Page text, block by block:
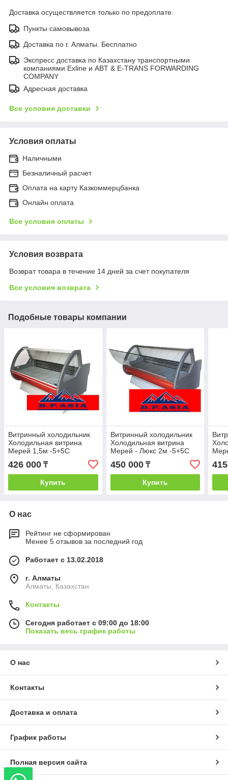
Доставка осуществляется только по предоплате.
Пункты самовывоза
Доставка по г. Алматы. Бесплатно
Экспресс доставка по Казахстану транспортными
компаниями Exline и ABT & E-TRANS FORWARDING
COMPANY
Адресная доставка
Все условия доставки
Условия оплаты
Наличными
Безналичный расчет
Оплата на карту Казкоммерцбанка
Онлайн оплата
Все условия оплаты
Условия возврата
Возврат товара в течение 14 дней за счет покупателя
Все условия возврата
Подобные товары компании
Витринный холодильник
Холодильная витрина
Мерей 1,5м -5+5С
426 000 ₸
Купить
Витринный холодильник
Холодильная витрина
Мерей - Люкс 2м -5+5С
450 000₸
Купить
О нас
Рейтинг не сформирован
Менее 5 отзывов за последний год
Работает с 13.02.2018
г. Алматы
Алматы, Казахстан
Контакты
Сегодня работает с 09:00 до 18:00
Показать весь график работы
О нас
Контакты
Доставка и оплата
График работы
Полная версия сайта